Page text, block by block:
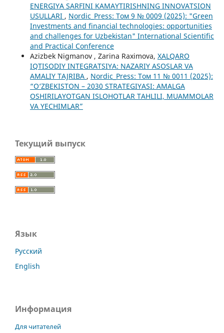
ENERGIYA SARFINI KAMAYTIRISHNING INNOVATSION
USULLARI , Nordic_Press: Том 9 № 0009 (2025): "Green
Investments and financial technologies: opportunities
and challenges for Uzbekistan" International Scientific
and Practical Conference
Azizbek Nigmanov , Zarina Raximova, XALQARO
IQTISODIY INTEGRATSIYA: NAZARIY ASOSLAR VA
AMALIY TAJRIBA , Nordic_Press: Том 11 № 0011 (2025):
“O‘ZBEKISTON – 2030 STRATEGIYASI: AMALGA
OSHIRILAYOTGAN ISLOHOTLAR TAHLILI, MUAMMOLAR
VA YECHIMLAR”
Текущий выпуск
Язык
Русский
English
Информация
Для читателей